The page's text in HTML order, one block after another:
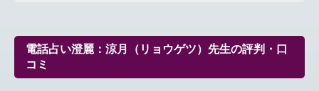
シ
ョ
ン
電話占い澄麗：涼月（リョウゲツ）先生の評判・口
コミ